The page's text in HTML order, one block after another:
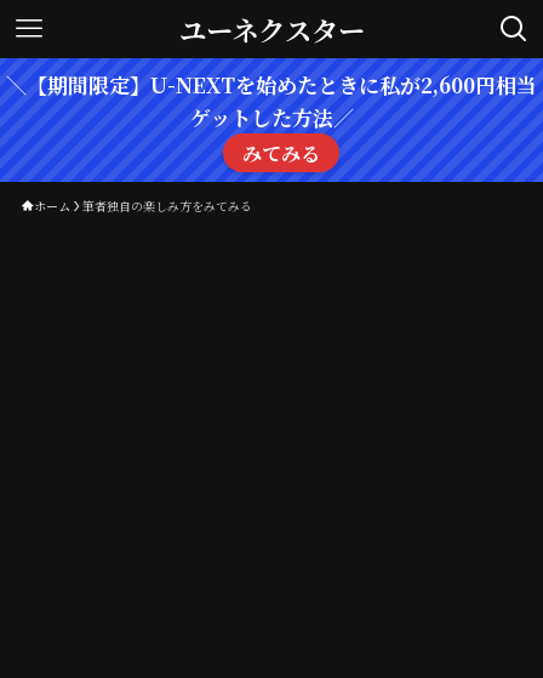
ユーネクスター
＼【期間限定】U-NEXTを始めたときに私が2,600円相当
ゲットした方法／
みてみる
ホーム 筆者独自の楽しみ方をみてみる